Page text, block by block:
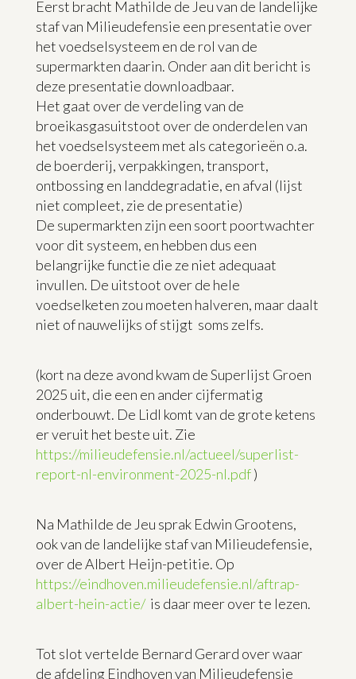
Eerst bracht Mathilde de Jeu van de landelijke
staf van Milieudefensie een presentatie over
het voedselsysteem en de rol van de
supermarkten daarin. Onder aan dit bericht is
deze presentatie downloadbaar.
Het gaat over de verdeling van de
broeikasgasuitstoot over de onderdelen van
het voedselsysteem met als categorieën o.a.
de boerderij, verpakkingen, transport,
ontbossing en landdegradatie, en afval (lijst
niet compleet, zie de presentatie)
De supermarkten zijn een soort poortwachter
voor dit systeem, en hebben dus een
belangrijke functie die ze niet adequaat
invullen. De uitstoot over de hele
voedselketen zou moeten halveren, maar daalt
niet of nauwelijks of stijgt soms zelfs.
(kort na deze avond kwam de Superlijst Groen
2025 uit, die een en ander cijfermatig
onderbouwt. De Lidl komt van de grote ketens
er veruit het beste uit. Zie
https://milieudefensie.nl/actueel/superlist-
report-nl-environment-2025-nl.pdf)
Na Mathilde de Jeu sprak Edwin Grootens,
ook van de landelijke staf van Milieudefensie,
over de Albert Heijn-petitie. Op
https://eindhoven.milieudefensie.nl/aftrap-
albert-hein-actie/is daar meer over te lezen.
Tot slot vertelde Bernard Gerard over waar
de afdeling Eindhoven van Milieudefensie